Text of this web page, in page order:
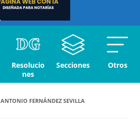
Resolucio
nes
Secciones Otros
ANTONIO FERNÁNDEZ SEVILLA